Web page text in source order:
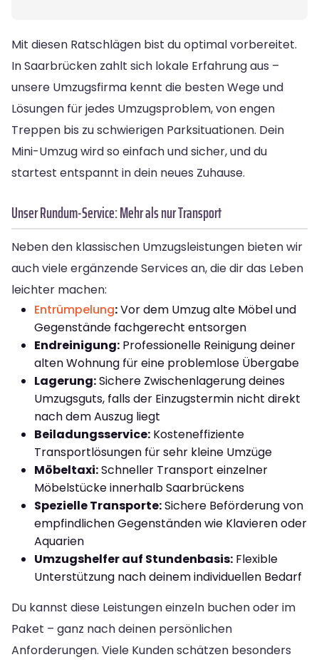
Mit diesen Ratschlägen bist du optimal vorbereitet.
In Saarbrücken zahlt sich lokale Erfahrung aus –
unsere Umzugsfirma kennt die besten Wege und
Lösungen für jedes Umzugsproblem, von engen
Treppen bis zu schwierigen Parksituationen. Dein
Mini-Umzug wird so einfach und sicher, und du
startest entspannt in dein neues Zuhause.
Unser Rundum-Service: Mehr als nur Transport
Neben den klassischen Umzugsleistungen bieten wir
auch viele ergänzende Services an, die dir das Leben
leichter machen:
Entrümpelung:Vor dem Umzug alte Möbel und
Gegenstände fachgerecht entsorgen
Endreinigung: Professionelle Reinigung deiner
alten Wohnung für eine problemlose Übergabe
Lagerung:Sichere Zwischenlagerung deines
Umzugsguts, falls der Einzugstermin nicht direkt
nach dem Auszug liegt
Beiladungsservice: Kosteneffiziente
Transportlösungen für sehr kleine Umzüge
Möbeltaxi:Schneller Transport einzelner
Möbelstücke innerhalb Saarbrückens
Spezielle Transporte:Sichere Beförderung von
empfindlichen Gegenständen wie Klavieren oder
Aquarien
Umzugshelfer auf Stundenbasis: Flexible
Unterstützung nach deinem individuellen Bedarf
Du kannst diese Leistungen einzeln buchen oder im
Paket – ganz nach deinen persönlichen
Anforderungen. Viele Kunden schätzen besonders